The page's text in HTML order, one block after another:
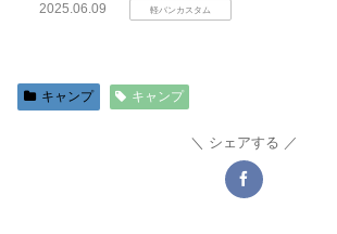
2025.06.09 軽バンカスタム
キャンプ キャンプ
シェアする